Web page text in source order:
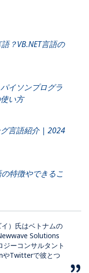
？VB.NET言語の
イソンプログラ
い方
言語紹介 | 2024
の特徴やできるこ
）氏はベトナムの
Solutions
ジーコンサルタント
やTwitterで彼とつ